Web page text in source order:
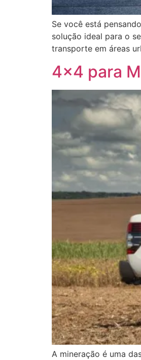
Se você está
solução ideal para o
transporte em áreas
4×4 para
A mineração é uma